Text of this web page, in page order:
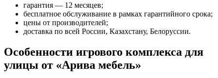
гарантия — 12 месяцев;
бесплатное обслуживание в рамках гарантийного срока;
цены от производителей;
доставка по всей России, Казахстану, Белоруссии.
Особенности игрового комплекса для
улицы от «Арива мебель»